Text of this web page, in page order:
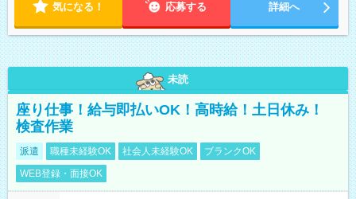
気になる！ 応募する 詳細へ
未読
座り仕事！給与即払いOK！高時給！土日休み！
検査作業
派遣 職種未経験OK 社会人未経験OK
ブランクOK
WEB登録・面接OK